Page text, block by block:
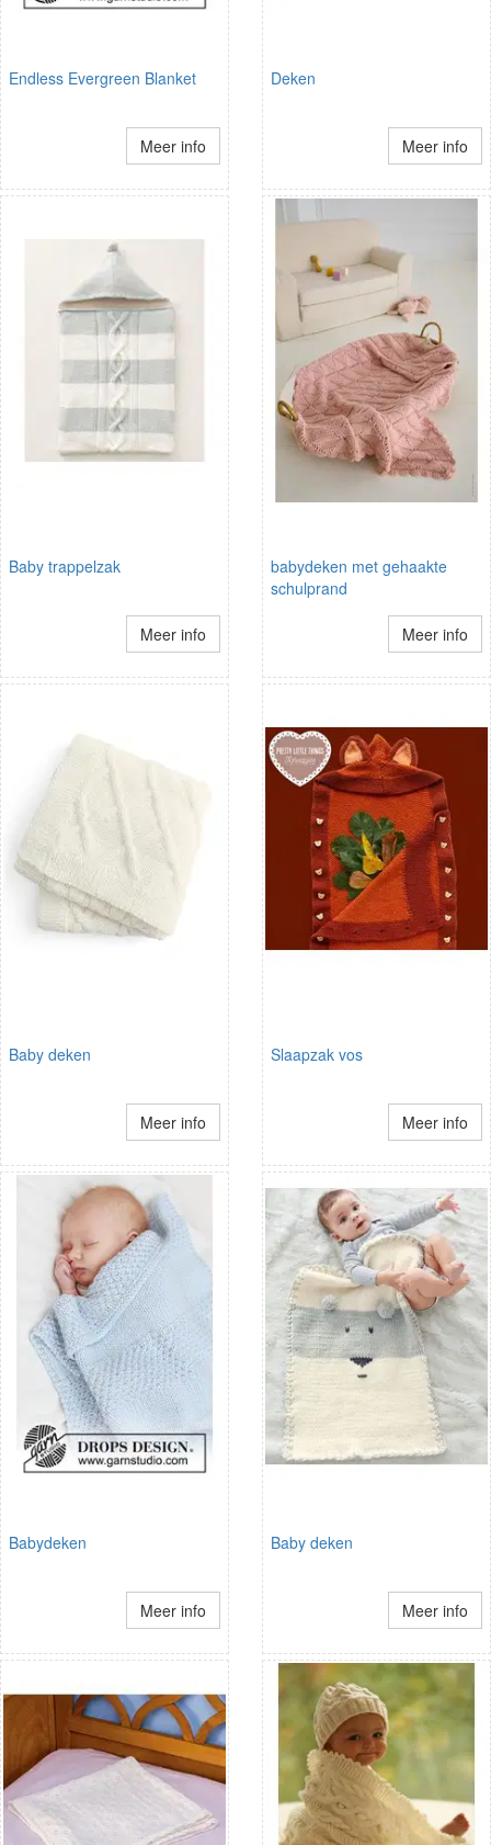
Endless Evergreen Blanket
Meer info
Deken
Meer info
Baby trappelzak
Meer info
babydeken met gehaakte
schulprand
Meer info
Baby deken
Meer info
Slaapzak vos
Meer info
Babydeken
Meer info
Baby deken
Meer info